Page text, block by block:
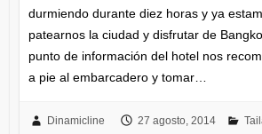
durmiendo durante diez horas y ya
patearnos la ciudad y disfrutar de
punto de información del hotel nos
a pie al embarcadero y tomar…
Dinamicline 27 agosto, 2014